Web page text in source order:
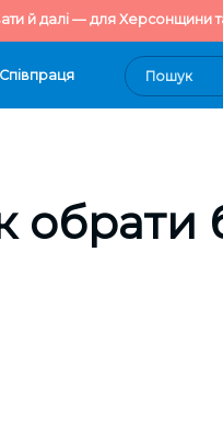
й далі — для Херсонщини та
Cпівпраця
обрати